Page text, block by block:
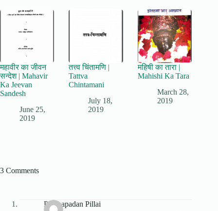
महावीर का जीवन
सन्देश | Mahavir
Ka Jeevan
Sandesh
June 25,
2019
तत्त्व चिंतामणि |
Tattva
Chintamani
July 18,
2019
महिषी का तारा |
Mahishi Ka Tara
March 28,
2019
3 Comments
Padmapadan Pillai